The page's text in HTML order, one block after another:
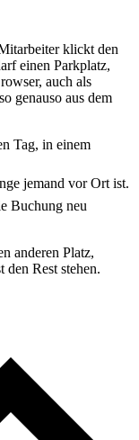
klickt den
einen Parkplatz,
auch als
genauso aus dem
Tag, in einem
jemand vor Ort ist.
Buchung neu
anderen Platz,
den Rest stehen.